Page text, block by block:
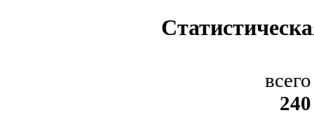
всего
240